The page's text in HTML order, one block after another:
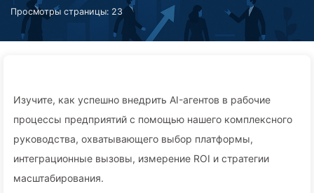
Учитесь медленно AI166
Просмотры страницы: 23
Изучите, как успешно внедрить AI-агентов в рабочие
процессы предприятий с помощью нашего комплексного
руководства, охватывающего выбор платформы,
интеграционные вызовы, измерение ROI и стратегии
масштабирования.